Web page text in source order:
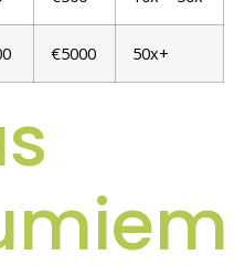
€5000 50x+